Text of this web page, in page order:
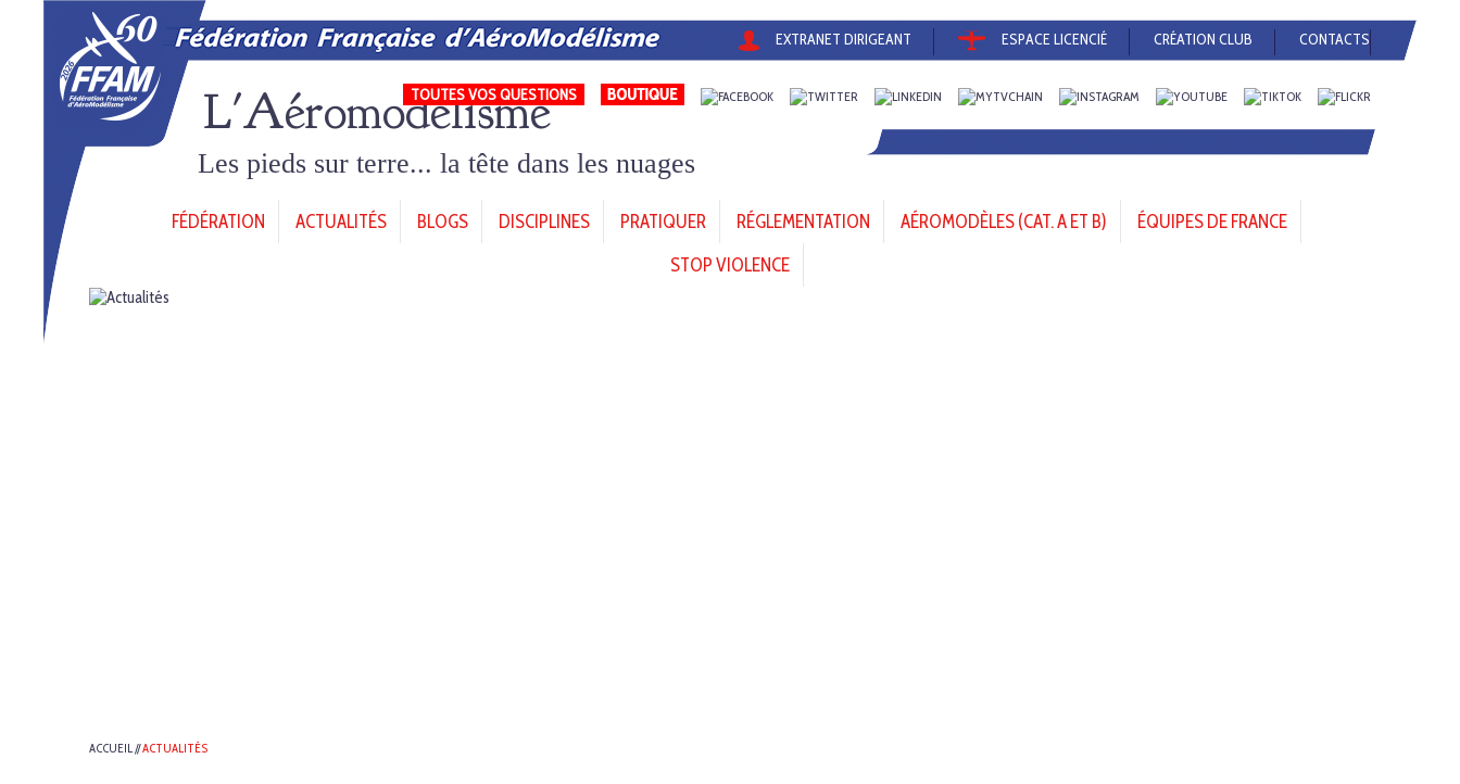
EXTRANET DIRIGEANT ESPACE LICENCIÉ CRÉATION CLUB CONTACTS
TOUTES VOS QUESTIONS
L'Aéromodélisme
Les pieds sur terre... la tête dans les nuages
FÉDÉRATION ACTUALITÉS BLOGS DISCIPLINES PRATIQUER RÉGLEMENTATION AÉROMODÈLES (CAT. A ET B)
ÉQUIPES DE FRANCE
STOP VIOLENCE
ACCUEIL//ACTUALITÉS